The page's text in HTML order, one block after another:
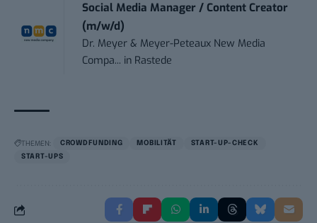
Social Media Manager / Content Creator
(m/w/d)
Dr. Meyer & Meyer-Peteaux New Media
Compa... in Rastede
THEMEN: CROWDFUNDING MOBILITÄT
START-UP-CHECK
START-UPS